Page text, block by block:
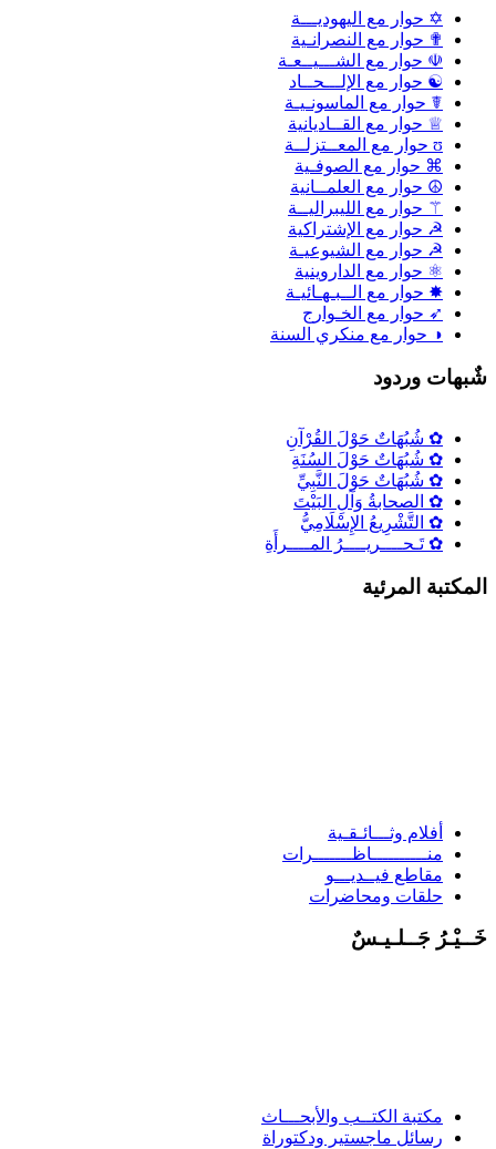
✡ حوار مع اليهوديـــة
✟ حوار مع النصرانـية
☫ حوار مع الشـــيــعـة
☯ حوار مع الإلـــحــاد
☤ حوار مع الماسونـيـة
♕ حوار مع القــاديانية
ʊ حوار مع المعــتزلــة
⌘ حوار مع الصوفـية
☮ حوار مع العلمــانية
⚚ حوار مع الليبراليــة
☭ حوار مع الإشتراكية
☭ حوار مع الشيوعيـة
⚛ حوار مع الداروينية
✸ حوار مع الــبـهـائيـة
➶ حوار مع الخـوارج
◑ حوار مع منكري السنة
وردود
✿ شُبُهَاتٌ حَوْلَ القُرْآنِ
✿ شُبُهَاتٌ حَوْلَ السُنَةِ
✿ شُبُهَاتٌ حَوْلَ النَّبِيِّ
✿ الصحابةُ وَآلِ البَيْتَ
✿ التَّشْرِيعُ الإِسْلَامِيُّ
✿ تَـحــــريــــرُ المــــرأَةِ
المرئية
أفلام وثـــائـقـية
منــــــــــاظـــــــرات
مقاطع فيــديـــو
حلقات ومحاضرات
جَــلـيـسٌ
مكتبة الكتــب والأبحـــاث
رسائل ماجستير ودكتوراة